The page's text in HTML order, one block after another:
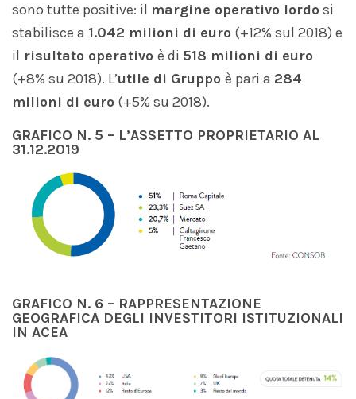
sono tutte positive: il margine operativo lordo si
stabilisce a 1.042 milioni di euro (+12% sul 2018) e
il risultato operativo è di 518 milioni di euro
(+8% su 2018). L’utile di Gruppo è pari a 284
milioni di euro (+5% su 2018).
GRAFICO N. 5 – L’ASSETTO PROPRIETARIO AL
31.12.2019
GRAFICO N. 6 – RAPPRESENTAZIONE
GEOGRAFICA DEGLI INVESTITORI ISTITUZIONALI
IN ACEA